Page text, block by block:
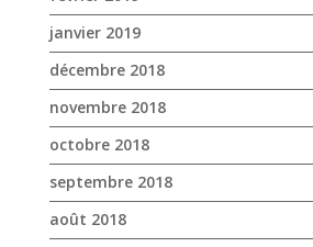
août 2018
juillet 2018
juin 2018
mai 2018
avril 2018
mars 2018